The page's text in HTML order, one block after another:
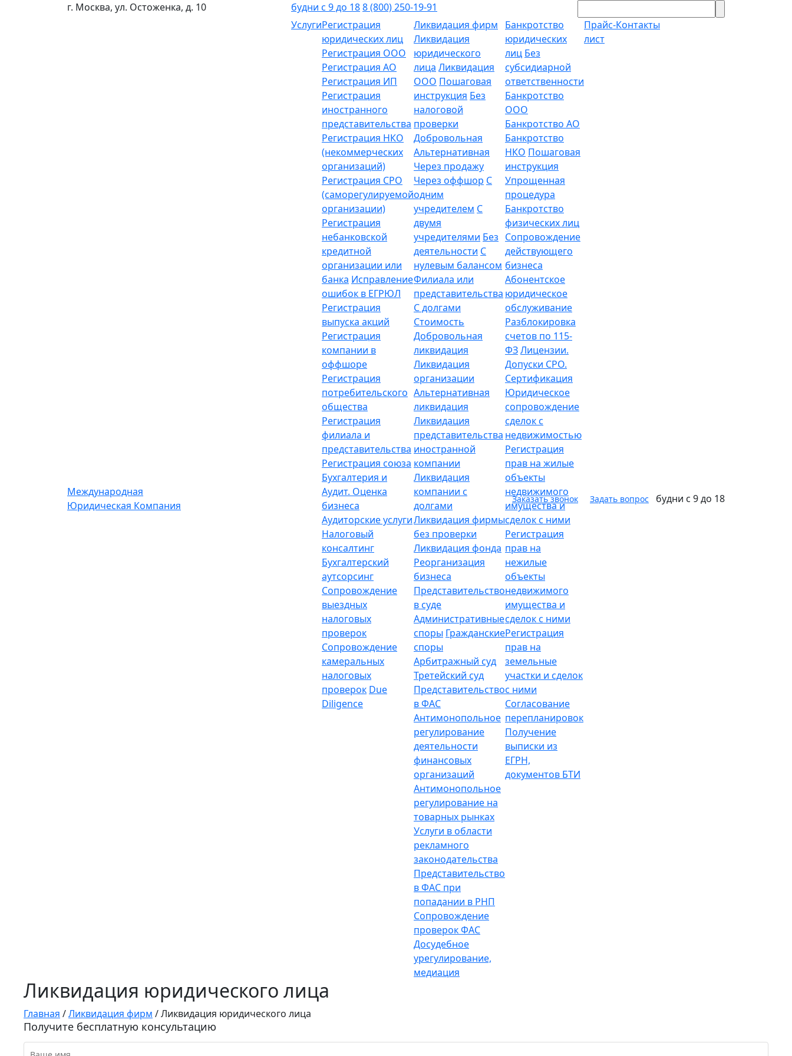
г. Москва, ул. Остоженка, д. 10 будни с 9 до 188 (800) 250-19-91
Международная
Юридическая Компания
УслугиРегистрация
юридических лиц
Регистрация ООО
Регистрация АО
Регистрация ИП
Регистрация
иностранного
представительства
Регистрация НКО
(некоммерческих
организаций)
Регистрация СРО
(саморегулируемой
организации)
Регистрация
небанковской
кредитной
организации или
банка Исправление
ошибок в ЕГРЮЛ
Регистрация
выпуска акций
Регистрация
компании в
оффшоре
Регистрация
потребительского
общества
Регистрация
филиала и
представительства
Регистрация союза
Бухгалтерия и
Аудит. Оценка
бизнеса
Аудиторские услуги
Налоговый
консалтинг
Бухгалтерский
аутсорсинг
Сопровождение
выездных
налоговых
проверок
Сопровождение
камеральных
налоговых
проверок Due
Diligence
Ликвидация фирм
Ликвидация
юридического
лица Ликвидация
ООО Пошаговая
инструкция Без
налоговой
проверки
Добровольная
Альтернативная
Через продажу
Через оффшор С
одним
учредителем С
двумя
учредителями Без
деятельности С
нулевым балансом
Филиала или
представительства
С долгами
Стоимость
Добровольная
ликвидация
Ликвидация
организации
Альтернативная
ликвидация
Ликвидация
представительства
иностранной
компании
Ликвидация
компании с
долгами
Ликвидация фирмы
без проверки
Ликвидация фонда
Реорганизация
бизнеса
Представительство
в суде
Административные
споры Гражданские
споры
Арбитражный суд
Третейский суд
Представительство
в ФАС
Антимонопольное
регулирование
деятельности
финансовых
организаций
Антимонопольное
регулирование на
товарных рынках
Услуги в области
рекламного
законодательства
Представительство
в ФАС при
попадании в РНП
Сопровождение
проверок ФАС
Досудебное
урегулирование,
медиация
Банкротство
юридических
лиц Без
субсидиарной
ответственности
Банкротство
ООО
Банкротство АО
Банкротство
НКО Пошаговая
инструкция
Упрощенная
процедура
Банкротство
физических лиц
Сопровождение
действующего
бизнеса
Абонентское
юридическое
обслуживание
Разблокировка
счетов по 115-
ФЗЛицензии.
Допуски СРО.
Сертификация
Юридическое
сопровождение
сделок с
недвижимостью
Регистрация
прав на жилые
объекты
недвижимого
имущества и
сделок с ними
Регистрация
прав на
нежилые
объекты
недвижимого
имущества и
сделок с ними
Регистрация
прав на
земельные
участки и сделок
с ними
Согласование
перепланировок
Получение
выписки из
ЕГРН,
документов БТИ
Прайс-
лист
Контакты
Заказать звонок Задать вопрос будни с 9 до 18
Ликвидация юридического лица
Главная /Ликвидация фирм /Ликвидация юридического лица
Получите бесплатную консультацию